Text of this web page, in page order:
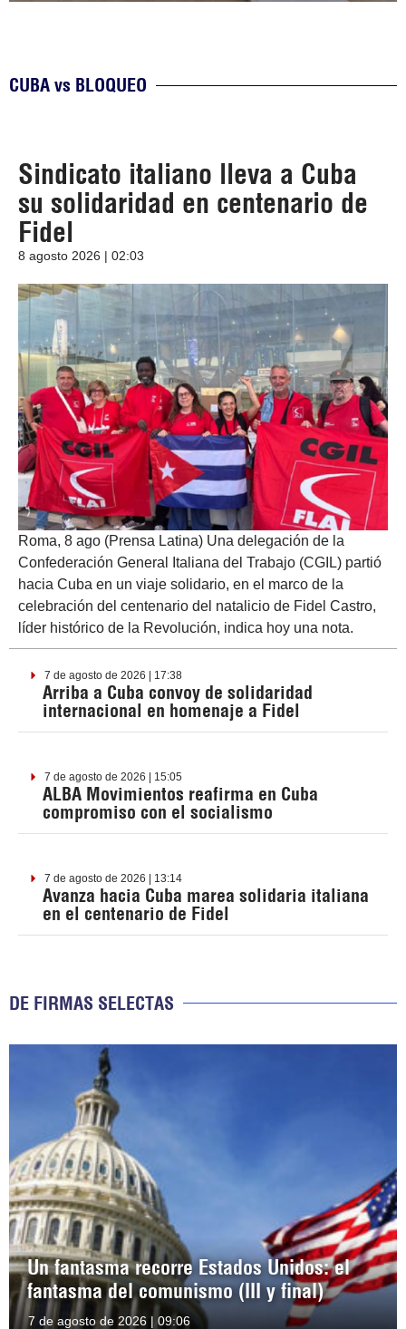
CUBA vs BLOQUEO
Sindicato italiano lleva a Cuba
su solidaridad en centenario de
Fidel
8 agosto 2026 | 02:03
Roma, 8 ago (Prensa Latina) Una delegación de la
Confederación General Italiana del Trabajo (CGIL) partió
hacia Cuba en un viaje solidario, en el marco de la
celebración del centenario del natalicio de Fidel Castro,
líder histórico de la Revolución, indica hoy una nota.
7 de agosto de 2026 | 17:38
Arriba a Cuba convoy de solidaridad
internacional en homenaje a Fidel
7 de agosto de 2026 | 15:05
ALBA Movimientos reafirma en Cuba
compromiso con el socialismo
7 de agosto de 2026 | 13:14
Avanza hacia Cuba marea solidaria italiana
en el centenario de Fidel
DE FIRMAS SELECTAS
Un fantasma recorre Estados Unidos: el
fantasma del comunismo (III y final)
7 de agosto de 2026 | 09:06